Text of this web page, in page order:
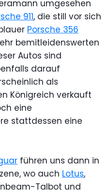
umgesehen
911, die still vor sich
Porsche 356
bemitleidenswerten
Autos sind
darauf
als
Königreich verkauft
eine
stattdessen eine
führen uns dann in
wo auch Lotus,
Talbot und